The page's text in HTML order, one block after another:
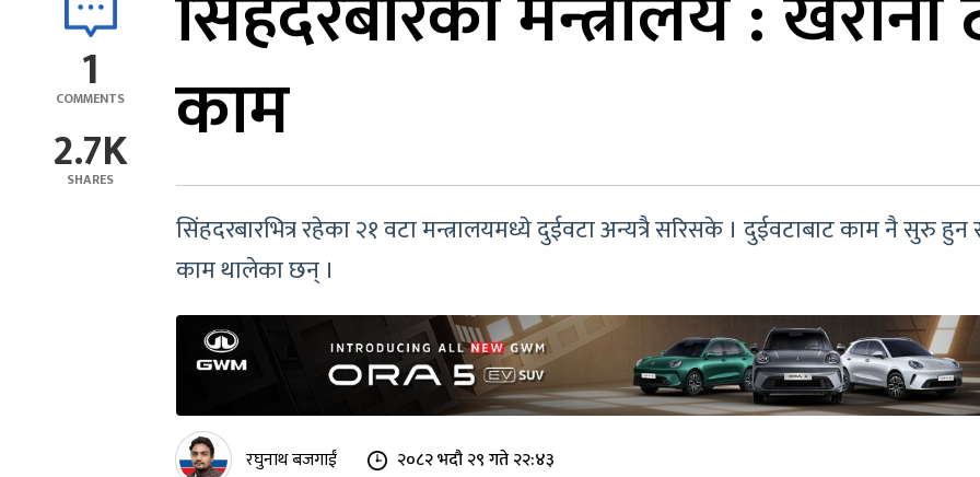
1
COMMENTS
2.7K
SHARES
काम
सिंहदरबारभित्र रहेका २१ वटा मन्त्रालयमध्ये दुईवटा अन्यत्रै सरिसके । दुईवटाबाट काम नै सुरु
काम थालेका छन् ।
रघुनाथ बजगाईं २०८२ भदौ २९ गते २२:४३